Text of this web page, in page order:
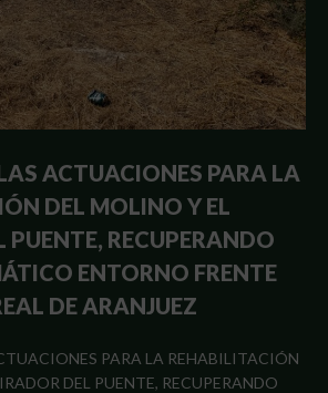
ACTUACIONES PARA LA
DEL MOLINO Y EL
PUENTE, RECUPERANDO
ENTORNO FRENTE
DE ARANJUEZ
PARA LA REHABILITACIÓN
DEL PUENTE, RECUPERANDO